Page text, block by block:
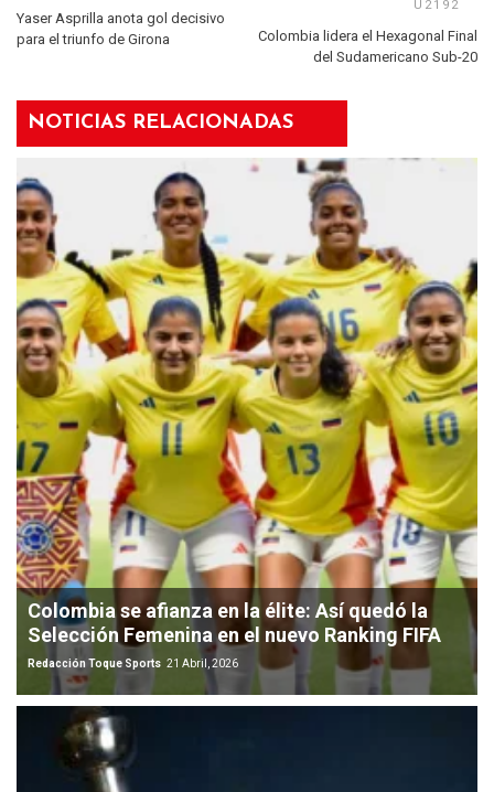
Yaser Asprilla anota gol decisivo
para el triunfo de Girona
Colombia lidera el Hexagonal Final
del Sudamericano Sub-20
NOTICIAS RELACIONADAS
Colombia se afianza en la élite: Así quedó la
Selección Femenina en el nuevo Ranking FIFA
Redacción Toque Sports 21 Abril, 2026